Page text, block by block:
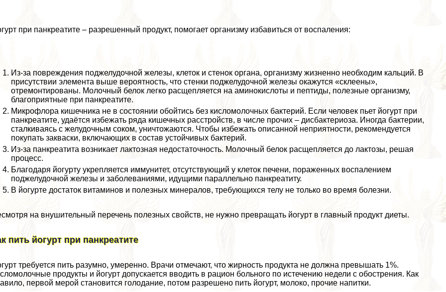
при панкреатите – разрешенный продукт, помогает организму избавиться от воспаления:
Из-за повреждения поджелудочной железы, клеток и стенок органа, организму жизненно необходим кальций. В
присутствии элемента выше вероятность, что стенки поджелудочной железы окажутся «склеены»,
отремонтированы. Молочный белок легко расщепляется на аминокислоты и пептиды, полезные организму,
благоприятные при панкреатите.
Микрофлора кишечника не в состоянии обойтись без кисломолочных бактерий. Если человек пьет йогурт при
панкреатите, удаётся избежать ряда кишечных расстройств, в числе прочих – дисбактериоза. Иногда бактерии,
сталкиваясь с желудочным соком, уничтожаются. Чтобы избежать описанной неприятности, рекомендуется
покупать закваски, включающих в состав устойчивых бактерий.
Из-за панкреатита возникает лактозная недостаточность. Молочный белок расщепляется до лактозы, решая
процесс.
Благодаря йогурту укрепляется иммунитет, отсутствующий у клеток печени, пораженных воспалением
поджелудочной железы и заболеваниями, идущими параллельно панкреатиту.
В йогурте достаток витаминов и полезных минералов, требующихся телу не только во время болезни.
на внушительный перечень полезных свойств, не нужно превращать йогурт в главный продукт диеты.
пить йогурт при панкреатите
требуется пить разумно, умеренно. Врачи отмечают, что жирность продукта не должна превышать 1%.
продукты и йогурт допускается вводить в рацион больного по истечению недели с обострения. Как
первой мерой становится голодание, потом разрешено пить йогурт, молоко, прочие напитки.